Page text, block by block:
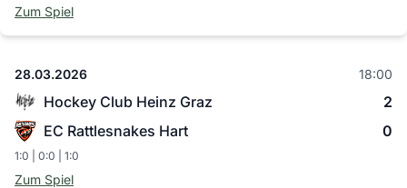
Zum Spiel
28.03.2026 18:00
Hockey Club Heinz Graz
2
EC Rattlesnakes Hart
0
1:0 | 0:0 | 1:0
Zum Spiel